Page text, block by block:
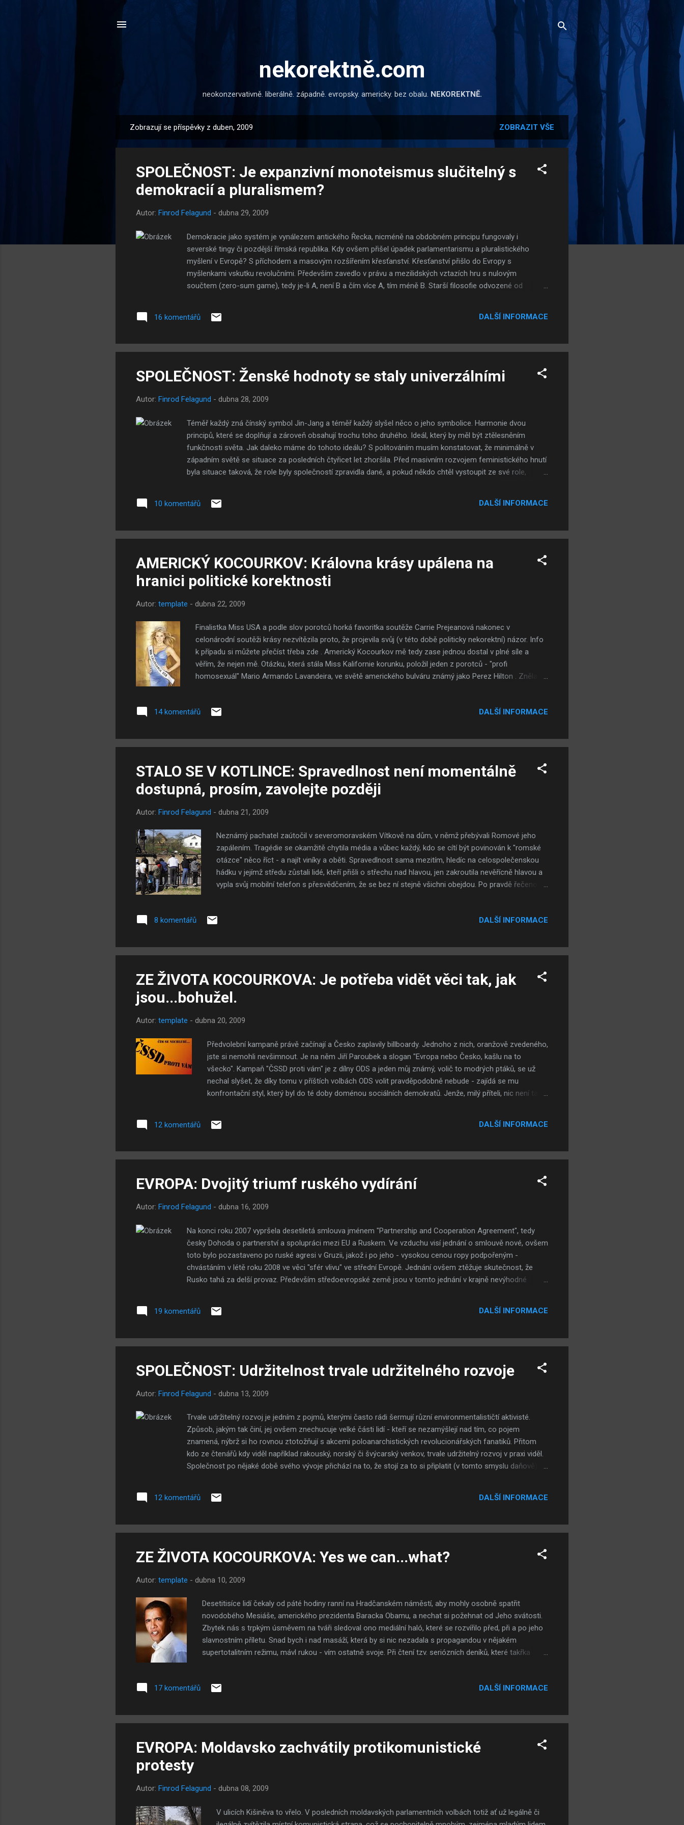
nekorektně.com
neokonzervativně. liberálně. západně. evropsky. americky. bez obalu. NEKOREKTNĚ.
ř
Zobrazují se příspěvky z duben, 2009 ZOBRAZIT VŠE
SPOLEČNOST: Je expanzivní monoteismus slučitelný s
demokracií a pluralismem?
Autor: Finrod Felagund - dubna 29, 2009
Demokracie jako systém je vynálezem antického Řecka, nicméně na obdobném principu fungovaly i
severské tingy či pozdější římská republika. Kdy ovšem přišel úpadek parlamentarismu a pluralistického
myšlení v Evropě? S příchodem a masovým rozšířením křesťanství. Křesťanství přišlo do Evropy s
myšlenkami vskutku revolučními. Především zavedlo v právu a mezilidských vztazích hru s nulovým
součtem (zero-sum game), tedy je-li A, není B a čím více A, tím méně B. Starší filosofie odvozené od
být zlé, hříchy se "mažou" dobrými skutky a naopak veškeré dobré skutky přijdou vniveč, upadne-li člověk do
němž je například i v současné době postavena česká legislativa, tedy co není výslovn...
16 komentářů DALŠÍ INFORMACE
SPOLEČNOST: Ženské hodnoty se staly univerzálními
Autor: Finrod Felagund - dubna 28, 2009
Téměř každý zná čínský symbol Jin-Jang a téměř každý slyšel něco o jeho symbolice. Harmonie dvou
principů, které se doplňují a zároveň obsahují trochu toho druhého. Ideál, který by měl být ztělesněním
funkčnosti světa. Jak daleko máme do tohoto ideálu? S politováním musím konstatovat, že minimálně v
západním světě se situace za posledních čtyřicet let zhoršila. Před masivním rozvojem feministického hnutí
byla situace taková, že role byly společností zpravidla dané, a pokud někdo chtěl vystoupit ze své role,
žil tak, jak se od něj očekávalo, měl ve svém "království" možnost žít podle svých hodnot, které mu byly
přirozené - nikdo nenutil ženy si mezi sebou dělat hierarchii ani muže pracovat kolektivně "kooperačně". Po
ženy musely nastoupit do práce a tak vcelku př...
10 komentářů DALŠÍ INFORMACE
AMERICKÝ KOCOURKOV: Královna krásy upálena na
hranici politické korektnosti
Autor: template - dubna 22, 2009
Finalistka Miss USA a podle slov porotců horká favoritka soutěže Carrie Prejeanová nakonec v
celonárodní soutěži krásy nezvítězila proto, že projevila svůj (v této době politicky nekorektní) názor. Info
k případu si můžete přečíst třeba zde . Americký Kocourkov mě tedy zase jednou dostal v plné síle a
věřím, že nejen mě. Otázku, která stála Miss Kalifornie korunku, položil jeden z porotců - "profi
homosexuál" Mario Armando Lavandeira, ve světě amerického bulváru známý jako Perez Hilton . Zněla:
bulvárem, prý doslova uzemnila. Její přesná citace zní takto: "No, myslím že je skvělé, že si Američané
mé rodině... já si myslím, že manželství by mělo být mezi mužem a ž...
14 komentářů DALŠÍ INFORMACE
STALO SE V KOTLINCE: Spravedlnost není momentálně
dostupná, prosím, zavolejte později
Autor: Finrod Felagund - dubna 21, 2009
Neznámý pachatel zaútočil v severomoravském Vítkově na dům, v němž přebývali Romové jeho
zapálením. Tragédie se okamžitě chytila média a vůbec každý, kdo se cítí být povinován k "romské
otázce" něco říct - a najít viníky a oběti. Spravedlnost sama mezitím, hledíc na celospolečenskou
hádku v jejímž středu zůstali lidé, kteří přišli o střechu nad hlavou, jen zakroutila nevěřícně hlavou a
vypla svůj mobilní telefon s přesvědčením, že se bez ní stejně všichni obejdou. Po pravdě řečeno se
to ti cikáni zasloužili". Proč tak tvrdý odsudek? Média, která straní lidskoprávním organizacím a
o tom, jak jsou tím určitě vinni neonacisté. Ne, že by to nebylo pravděpodobné - a je možné,...
8 komentářů DALŠÍ INFORMACE
ZE ŽIVOTA KOCOURKOVA: Je potřeba vidět věci tak, jak
jsou...bohužel.
Autor: template - dubna 20, 2009
Předvolební kampaně právě začínají a Česko zaplavily billboardy. Jednoho z nich, oranžově zvedeného,
jste si nemohli nevšimnout. Je na něm Jiří Paroubek a slogan "Evropa nebo Česko, kašlu na to
všecko". Kampaň "ČSSD proti vám" je z dílny ODS a jeden můj známý, volič to modrých ptáků, se už
nechal slyšet, že díky tomu v příštích volbách ODS volit pravděpodobně nebude - zajídá se mu
konfrontační styl, který byl do té doby doménou sociálních demokratů. Jenže, milý příteli, nic není tak
volbách do krajů a Senátu, jak "věcná" kampaň, o kterou se pokusila ODS, dopadla a co vlastně slavilo
postrádá jakýkoliv vtip a byl-li bych nerozhodným voličem, rozhodně by mě takto...
12 komentářů DALŠÍ INFORMACE
EVROPA: Dvojitý triumf ruského vydírání
Autor: Finrod Felagund - dubna 16, 2009
Na konci roku 2007 vypršela desetiletá smlouva jménem "Partnership and Cooperation Agreement", tedy
česky Dohoda o partnerství a spolupráci mezi EU a Ruskem. Ve vzduchu visí jednání o smlouvě nové, ovšem
toto bylo pozastaveno po ruské agresi v Gruzii, jakož i po jeho - vysokou cenou ropy podpořeným -
chvástáním v létě roku 2008 ve věci "sfér vlivu" ve střední Evropě. Jednání ovšem ztěžuje skutečnost, že
Rusko tahá za delší provaz. Především středoevropské země jsou v tomto jednání v krajně nevýhodné
pokud se tak nestane, nastane mnohem horší alternativa. Pro Rusko je totiž pořád výhodnější - minimálně
ze strategického hlediska - smlouvu nepodepisovat. Jistě, nová Dohoda o partnerství a spolupráci by
jednoznačné pozitivum, a to pro obě strany. Vezmeme-li v úvahu ruský ko...
19 komentářů DALŠÍ INFORMACE
SPOLEČNOST: Udržitelnost trvale udržitelného rozvoje
Autor: Finrod Felagund - dubna 13, 2009
Trvale udržitelný rozvoj je jedním z pojmů, kterými často rádi šermují různí environmentalističtí aktivisté.
Způsob, jakým tak činí, jej ovšem znechucuje velké části lidí - kteří se nezamýšlejí nad tím, co pojem
znamená, nýbrž si ho rovnou ztotožňují s akcemi poloanarchistických revolucionářských fanatiků. Přitom
kdo ze čtenářů kdy viděl například rakouský, norský či švýcarský venkov, trvale udržitelný rozvoj v praxi viděl.
Společnost po nějaké době svého vývoje přichází na to, že stojí za to si připlatit (v tomto smyslu daňově) za
rakouského venkova nespočívá pouze v píli tamních obyvatel na svých vlastních pozemcích, nýbrž zároveň i
tohoto jevu se nemusí jezdit daleko - stač...
12 komentářů DALŠÍ INFORMACE
ZE ŽIVOTA KOCOURKOVA: Yes we can...what?
Autor: template - dubna 10, 2009
Desetitisíce lidí čekaly od páté hodiny ranní na Hradčanském náměstí, aby mohly osobně spatřit
novodobého Mesiáše, amerického prezidenta Baracka Obamu, a nechat si požehnat od Jeho svátosti.
Zbytek nás s trpkým úsměvem na tváři sledoval ono mediální haló, které se rozvířilo před, při a po jeho
slavnostním příletu. Snad bych i nad masáží, která by si nic nezadala s propagandou v nějakém
supertotalitním režimu, mávl rukou - vím ostatně svoje. Při čtení tzv. seriózních deníků, které takřka
mezi tehdejším a dnešním přístupem novinářů je obrovská - tehdy jsme se dočítali pouze o tom, jak
médii a) ignorováni, b) označeni za exoty. Střízlivým okem hleděno, mezi Bushem státníkem a Obamou
státníke...
17 komentářů DALŠÍ INFORMACE
EVROPA: Moldavsko zachvátily protikomunistické
protesty
Autor: Finrod Felagund - dubna 08, 2009
V ulicích Kišiněva to vřelo. V posledních moldavských parlamentních volbách totiž ať už legálně či